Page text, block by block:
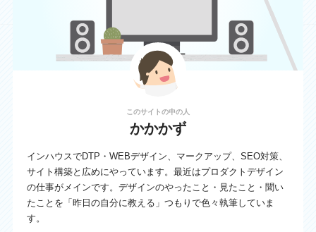
このサイトの中の人
かかかず
インハウスでDTP・WEBデザイン、マークアップ、SEO対策、
サイト構築と広めにやっています。最近はプロダクトデザイン
の仕事がメインです。デザインのやったこと・見たこと・聞い
たことを「昨日の自分に教える」つもりで色々執筆していま
す。